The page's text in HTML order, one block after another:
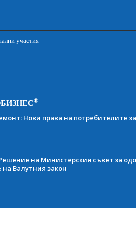
участия
®
Нови права на потребителите
на Министерския съвет за
Валутния закон